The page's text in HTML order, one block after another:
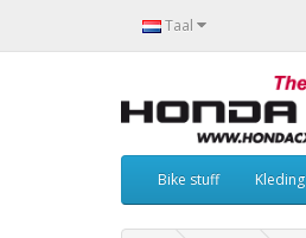
Taal
Bike stuff Kleding